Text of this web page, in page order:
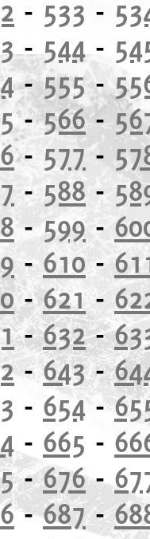
- 533 -
-544-
-555-
-566-
- 577-
- 588 -
-599 -
- 610 -
-621 -
-632-
-643-
- 654-
- 665 -
-676-
-687-